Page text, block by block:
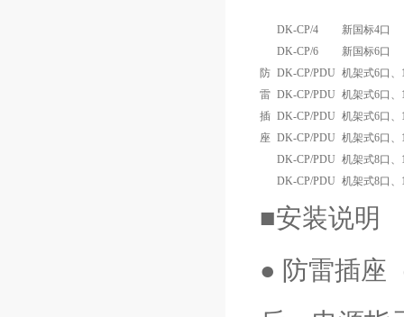
防
雷
插
座
DK-CP/4
新国标4口
DK-CP/6
新国标6口
DK-CP/PDU 机架式6口
DK-CP/PDU 机架式6口、
DK-CP/PDU 机架式6口、
DK-CP/PDU 机架式6口、
DK-CP/PDU 机架式8口、
DK-CP/PDU 机架式8口、
■安装说明
● 防雷插座